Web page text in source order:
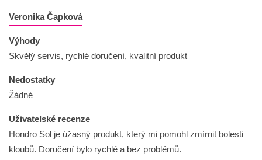
Veronika Čapková
Výhody
Skvělý servis, rychlé doručení, kvalitní produkt
Nedostatky
Žádné
Uživatelské recenze
Hondro Sol je úžasný produkt, který mi pomohl zmírnit bolesti
kloubů. Doručení bylo rychlé a bez problémů.